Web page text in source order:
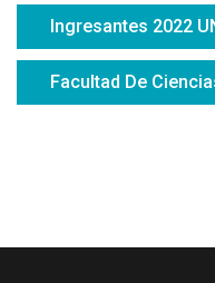
Ciencias Exactas
Ingresantes 2022
Facultad De